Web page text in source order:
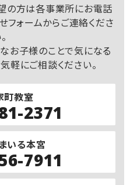
の方は各事業所にお電話
フォームからご連絡くださ
お子様のことで気になる
軽にご相談ください。
町教室
2371
いる本宮
7911